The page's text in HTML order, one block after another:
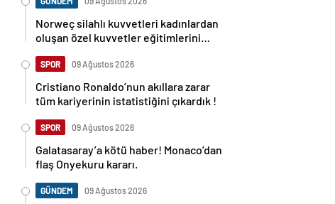
Norweç silahlı kuvvetleri kadınlardan
oluşan özel kuvvetler eğitimlerini
SPOR 09 Ağustos 2026
Cristiano Ronaldo’nun akıllara zarar
tüm kariyerinin istatistiğini çıkardık !
SPOR 09 Ağustos 2026
Galatasaray’a kötü haber! Monaco’dan
flaş Onyekuru kararı.
GÜNDEM 09 Ağustos 2026